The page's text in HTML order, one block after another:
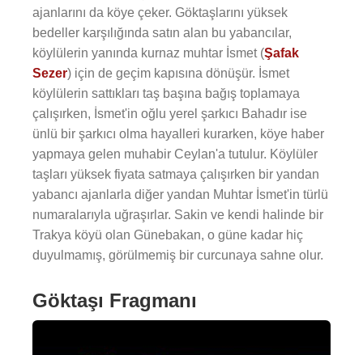
ajanlarını da köye çeker. Göktaşlarını yüksek
bedeller karşılığında satın alan bu yabancılar,
köylülerin yanında kurnaz muhtar İsmet (Şafak
Sezer) için de geçim kapısına dönüşür. İsmet
köylülerin sattıkları taş başına bağış toplamaya
çalışırken, İsmet'in oğlu yerel şarkıcı Bahadır ise
ünlü bir şarkıcı olma hayalleri kurarken, köye haber
yapmaya gelen muhabir Ceylan'a tutulur. Köylüler
taşları yüksek fiyata satmaya çalışırken bir yandan
yabancı ajanlarla diğer yandan Muhtar İsmet'in türlü
numaralarıyla uğraşırlar. Sakin ve kendi halinde bir
Trakya köyü olan Günebakan, o güne kadar hiç
duyulmamış, görülmemiş bir curcunaya sahne olur.
Göktaşı Fragmanı